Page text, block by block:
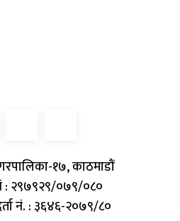
१७, काठमाडौं
: २९७९२९/०७९/०८०
नं. : ३६४६-२०७९/८०